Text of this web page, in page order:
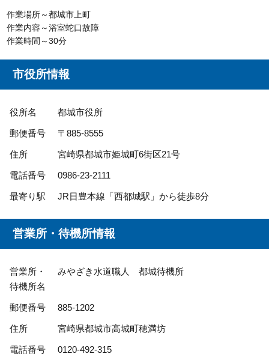
作業場所～都城市上町
作業内容～浴室蛇口故障
作業時間～30分
市役所情報
役所名 都城市役所
郵便番号 〒885-8555
住所 宮崎県都城市姫城町6街区21号
電話番号 0986-23-2111
最寄り駅 JR日豊本線「西都城駅」から徒歩8分
営業所・待機所情報
営業所・
待機所名
みやざき水道職人 都城待機所
郵便番号 885-1202
住所 宮崎県都城市高城町穂満坊
電話番号 0120-492-315